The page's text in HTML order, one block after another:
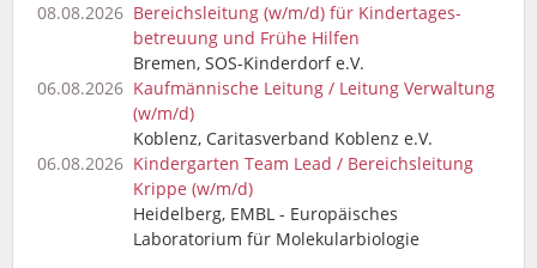
08.08.2026 Bereichsleitung (w/m/d) für Kindertages­
betreuung und Frühe Hilfen
Bremen, SOS-Kinderdorf e.V.
06.08.2026 Kaufmännische Leitung / Leitung Verwaltung
(w/m/d)
Koblenz, Caritasverband Koblenz e.V.
06.08.2026 Kindergarten Team Lead / Bereichsleitung
Krippe (w/m/d)
Heidelberg, EMBL - Europäisches
Laboratorium für Molekularbiologie